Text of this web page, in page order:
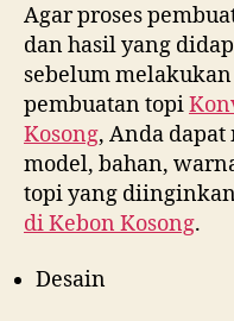
Agar proses
dan hasil yang
sebelum
pembuatan topi
Kosong, Anda
model, bahan,
topi yang
diKebon Kosong.
Desain